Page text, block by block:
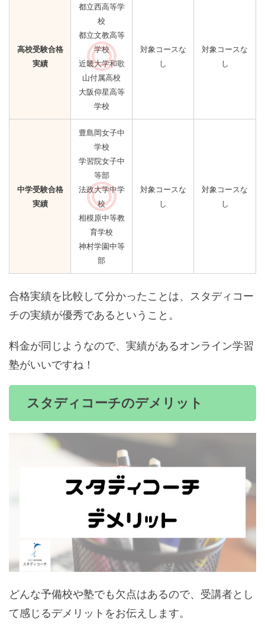
高校受験合格
実績
都立西高等学
校
都立文教高等
学校
近畿大学和歌
山付属高校
大阪仰星高等
学校
対象コースな
し
対象コースな
し
中学受験合格
実績
豊島岡女子中
学校
学習院女子中
等部
法政大学中学
校
相模原中等教
育学校
神村学園中等
部
対象コースな
し
対象コースな
し
合格実績を比較して分かったことは、スタディコー
チの実績が優秀であるということ。
料金が同じようなので、実績があるオンライン学習
塾がいいですね！
スタディコーチのデメリット
どんな予備校や塾でも欠点はあるので、受講者とし
て感じるデメリットをお伝えします。